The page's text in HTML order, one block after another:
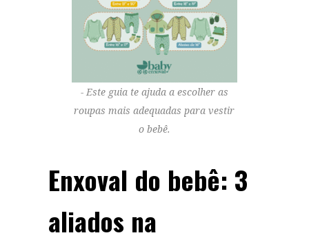
Este guia te ajuda a escolher as
roupas mais adequadas para vestir
o bebê.
Enxoval do bebê: 3
aliados na